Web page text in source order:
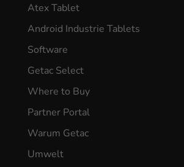
Atex Tablet
Android Industrie Tablets
Software
Getac Select
Where to Buy
Partner Portal
Warum Getac
Umwelt